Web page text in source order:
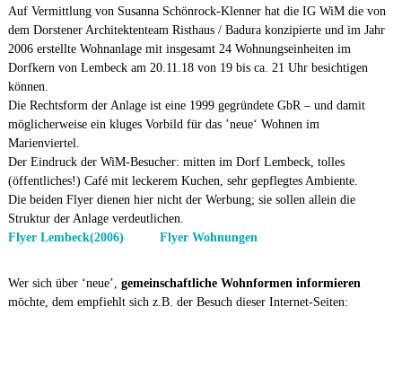
Auf Vermittlung von Susanna Schönrock-Klenner hat die IG WiM die von
dem Dorstener Architektenteam Risthaus / Badura konzipierte und im Jahr
2006 erstellte Wohnanlage mit insgesamt 24 Wohnungseinheiten im
Dorfkern von Lembeck am 20.11.18 von 19 bis ca. 21 Uhr besichtigen
können.
Die Rechtsform der Anlage ist eine 1999 gegründete GbR – und damit
möglicherweise ein kluges Vorbild für das ’neue‘ Wohnen im
Marienviertel.
Der Eindruck der WiM-Besucher: mitten im Dorf Lembeck, tolles
(öffentliches!) Café mit leckerem Kuchen, sehr gepflegtes Ambiente.
Die beiden Flyer dienen hier nicht der Werbung; sie sollen allein die
Struktur der Anlage verdeutlichen.
Flyer Lembeck(2006)
Flyer Wohnungen
Wer sich über ‘neue’, gemeinschaftliche Wohnformen informieren
möchte, dem empfiehlt sich z.B. der Besuch dieser Internet-Seiten: